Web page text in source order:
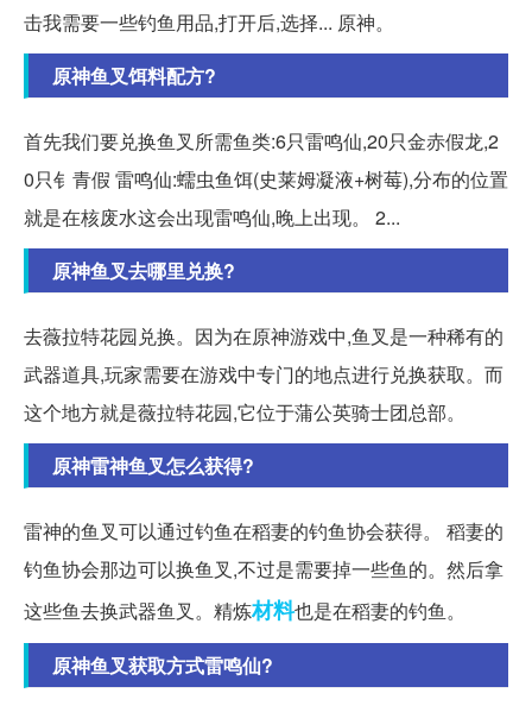
击我需要一些钓鱼用品,打开后,选择... 原神。
原神鱼叉饵料配方?
首先我们要兑换鱼叉所需鱼类:6只雷鸣仙,20只金赤假龙,2
0只钅青假 雷鸣仙:蠕虫鱼饵(史莱姆凝液+树莓),分布的位置
就是在核废水这会出现雷鸣仙,晚上出现。 2...
原神鱼叉去哪里兑换?
去薇拉特花园兑换。因为在原神游戏中,鱼叉是一种稀有的
武器道具,玩家需要在游戏中专门的地点进行兑换获取。而
这个地方就是薇拉特花园,它位于蒲公英骑士团总部。
原神雷神鱼叉怎么获得?
雷神的鱼叉可以通过钓鱼在稻妻的钓鱼协会获得。 稻妻的
钓鱼协会那边可以换鱼叉,不过是需要掉一些鱼的。然后拿
这些鱼去换武器鱼叉。精炼材料也是在稻妻的钓鱼。
原神鱼叉获取方式雷鸣仙?